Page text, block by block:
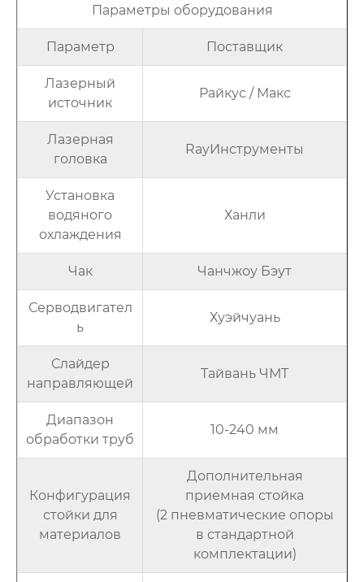
Параметры оборудования
Параметр Поставщик
Лазерный
источник
Райкус / Макс
Лазерная
головка
RayИнструменты
Установка
водяного
охлаждения
Ханли
Чак Чанчжоу Бэут
Серводвигател
ь
Хуэйчуань
Слайдер
направляющей
Тайвань ЧМТ
Диапазон
обработки труб
10-240 мм
Конфигурация
стойки для
материалов
Дополнительная
приемная стойка
(2 пневматические опоры
в стандартной
комплектации)